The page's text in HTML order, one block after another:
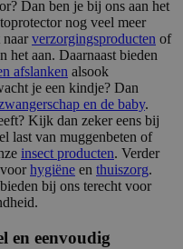
Dan ben je bij ons aan het
nog veel meer
naarverzorgingsproducten of
het aan. Daarnaast bieden
afslanken alsook
je een kindje? Dan
en de baby.
Kijk dan zeker eens bij
last van muggenbeten of
insect producten. Verder
hygiëne en thuiszorg.
bij ons terecht voor
en eenvoudig